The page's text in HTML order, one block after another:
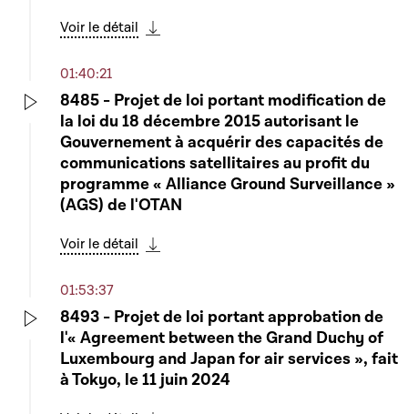
Voir le détail
01:40:21
8485 - Projet de loi portant modification de
la loi du 18 décembre 2015 autorisant le
Gouvernement à acquérir des capacités de
communications satellitaires au profit du
programme « Alliance Ground Surveillance »
(AGS) de l'OTAN
Voir le détail
01:53:37
8493 - Projet de loi portant approbation de
l'« Agreement between the Grand Duchy of
Luxembourg and Japan for air services », fait
à Tokyo, le 11 juin 2024